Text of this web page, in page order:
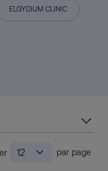
ELGYDIUM CLINIC
par page